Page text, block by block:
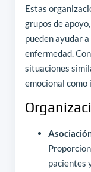
Estas
grupos de
pueden ayudar
enfermedad.
situaciones
emocional
pacientes